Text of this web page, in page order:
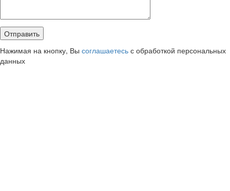
Нажимая на кнопку, Вы соглашаетесь с обработкой персональных
данных